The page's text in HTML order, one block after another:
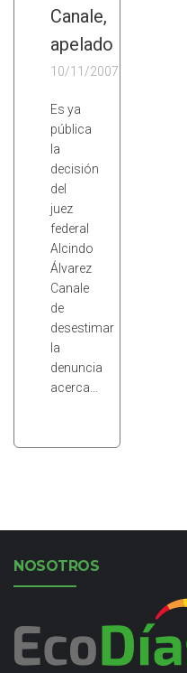
Canale,
apelado
10/11/2007
Es ya
pública
la
decisión
del
juez
federal
Alcindo
Álvarez
Canale
de
desestimar
la
denuncia
acerca…
NOSOTROS